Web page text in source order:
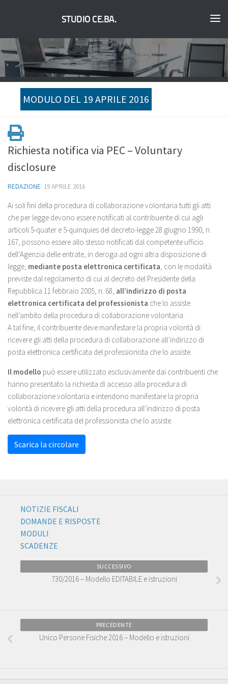
STUDIO CE.BA.
MODULO DEL 19 APRILE 2016
Richiesta notifica via PEC – Voluntary
disclosure
REDAZIONE· 19 APRILE 2016
Ai soli fini della procedura di collaborazione volontaria tutti gli atti
che per legge devono essere notificati al contribuente di cui agli
articoli 5-quater e 5-quinquies del decreto-legge 28 giugno 1990, n.
167, possono essere allo stesso notificati dal competente ufficio
dell’Agenzia delle entrate, in deroga ad ogni altra disposizione di
legge, mediante posta elettronica certificata, con le modalità
previste dal regolamento di cui al decreto del Presidente della
Repubblica 11 febbraio 2005, n. 68, all’indirizzo di posta
elettronica certificata del professionista che lo assiste
nell’ambito della procedura di collaborazione volontaria.
A tal fine, il contribuente deve manifestare la propria volontà di
ricevere gli atti della procedura di collaborazione all’indirizzo di
posta elettronica certificata del professionista che lo assiste.
Il modello può essere utilizzato esclusivamente dai contribuenti che
hanno presentato la richiesta di accesso alla procedura di
collaborazione volontaria e intendono manifestare la propria
volontà di ricevere gli atti della procedura all’indirizzo di posta
elettronica certificata del professionista che lo assiste.
Scarica la circolare
NOTIZIE FISCALI
DOMANDE E RISPOSTE
MODULI
SCADENZE
SUCCESSIVO
730/2016 – Modello EDITABILE e istruzioni
PRECEDENTE
Unico Persone Fisiche 2016 – Modello e istruzioni